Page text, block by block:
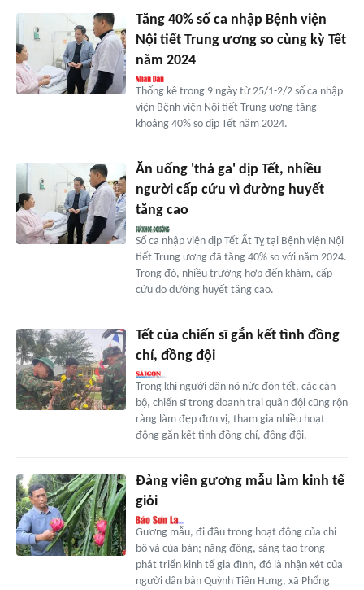
Tăng 40% số ca nhập Bệnh viện
Nội tiết Trung ương so cùng kỳ Tết
năm 2024
Thống kê trong 9 ngày từ 25/1-2/2 số ca nhập
viện Bệnh viện Nội tiết Trung ương tăng
khoảng 40% so dịp Tết năm 2024.
Ăn uống 'thả ga' dịp Tết, nhiều
người cấp cứu vì đường huyết
tăng cao
Số ca nhập viện dịp Tết Ất Tỵ tại Bệnh viện Nội
tiết Trung ương đã tăng 40% so với năm 2024.
Trong đó, nhiều trường hợp đến khám, cấp
cứu do đường huyết tăng cao.
Tết của chiến sĩ gắn kết tình đồng
chí, đồng đội
Trong khi người dân nô nức đón tết, các cán
bộ, chiến sĩ trong doanh trại quân đội cũng rộn
ràng làm đẹp đơn vị, tham gia nhiều hoạt
động gắn kết tình đồng chí, đồng đội.
Đảng viên gương mẫu làm kinh tế
giỏi
Gương mẫu, đi đầu trong hoạt động của chi
bộ và của bản; năng động, sáng tạo trong
phát triển kinh tế gia đình, đó là nhận xét của
người dân bản Quỳnh Tiên Hưng, xã Phổng